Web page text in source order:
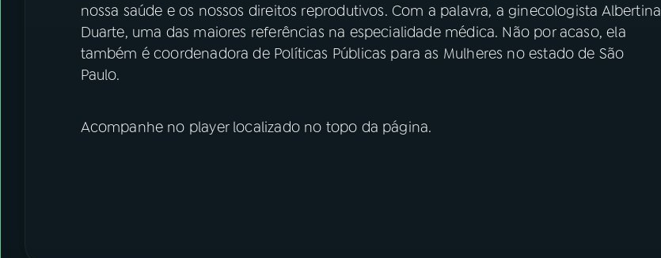
nossa saúde e os nossos direitos reprodutivos. Com a palavra, a ginecologista Albertina
Duarte, uma das maiores referências na especialidade médica. Não por acaso, ela
também é coordenadora de Políticas Públicas para as Mulheres no estado de São
Paulo.
Acompanhe no player localizado no topo da página.